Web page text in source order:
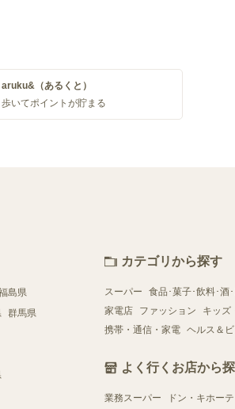
aruku&（あるくと）
歩いてポイントが貯まる
島県
群馬県
カテゴリから探す
スーパー 食品･菓子･飲料･酒
家電店
ファッション キッズ
携帯・通信・家電 ヘルス＆
よく行くお店から
業務スーパー ドン・キホーテ